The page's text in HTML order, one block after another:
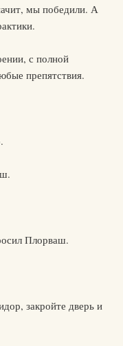
мы победили. А
с полной
препятствия.
Плорваш.
закройте дверь и